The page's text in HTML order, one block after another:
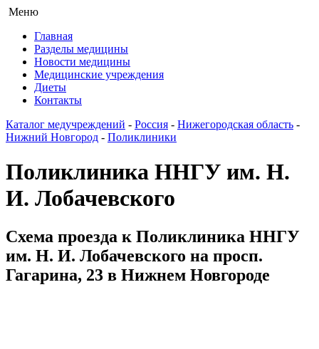
Меню
Главная
Разделы медицины
Новости медицины
Медицинские учреждения
Диеты
Контакты
Каталог медучреждений - Россия - Нижегородская область -
Нижний Новгород - Поликлиники
Поликлиника ННГУ им. Н.
И. Лобачевского
Схема проезда к Поликлиника ННГУ
им. Н. И. Лобачевского на просп.
Гагарина, 23 в Нижнем Новгороде